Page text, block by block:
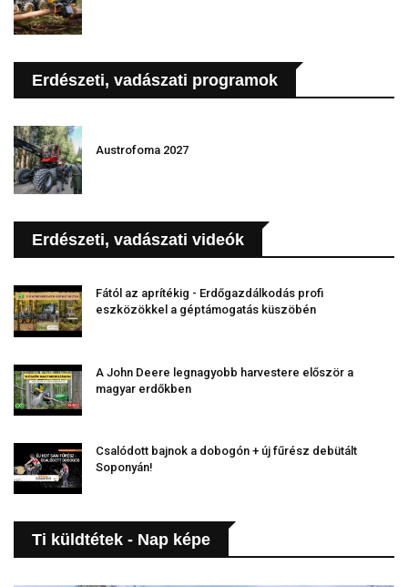
Erdészeti, vadászati programok
Austrofoma 2027
Erdészeti, vadászati videók
Fától az aprítékig - Erdőgazdálkodás profi
eszközökkel a géptámogatás küszöbén
A John Deere legnagyobb harvestere először a
magyar erdőkben
Csalódott bajnok a dobogón + új fűrész debütált
Soponyán!
Ti küldtétek - Nap képe